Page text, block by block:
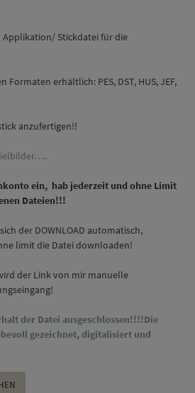
Stickdatei für die
erhältlich: PES, DST, HUS, JEF,
anzufertigen!!
ein, hab jederzeit und ohne Limit
Dateien!!!
der DOWNLOAD automatisch,
limit die Datei downloaden!
der Link von mir manuelle
der Datei ausgeschlossen!!!!Die
gezeichnet, digitalisiert und